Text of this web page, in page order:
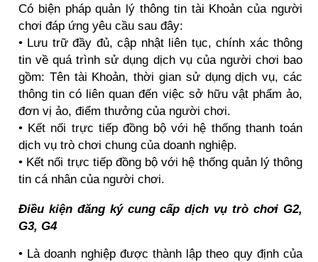
Có biện pháp quản lý thông tin tài Khoản của người
chơi đáp ứng yêu cầu sau đây:
• Lưu trữ đầy đủ, cập nhật liên tục, chính xác thông
tin về quá trình sử dụng dịch vụ của người chơi bao
gồm: Tên tài Khoản, thời gian sử dụng dịch vụ, các
thông tin có liên quan đến việc sở hữu vật phẩm ảo,
đơn vị ảo, điểm thưởng của người chơi.
• Kết nối trực tiếp đồng bộ với hệ thống thanh toán
dịch vụ trò chơi chung của doanh nghiệp.
• Kết nối trực tiếp đồng bộ với hệ thống quản lý thông
tin cá nhân của người chơi.
Điều kiện đăng ký cung cấp dịch vụ trò chơi G2,
G3, G4
• Là doanh nghiệp được thành lập theo quy định của